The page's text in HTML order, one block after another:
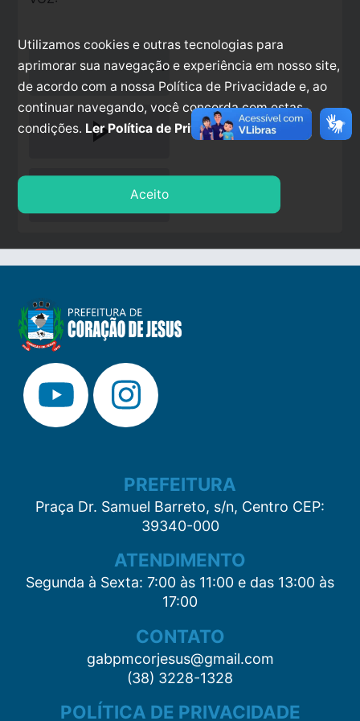
play_arrow
PREFEITURA
Praça Dr. Samuel Barreto, s/n, Centro CEP:
39340-000
ATENDIMENTO
Segunda à Sexta: 7:00 às 11:00 e das 13:00 às
17:00
CONTATO
gabpmcorjesus@gmail.com
(38) 3228-1328
POLÍTICA DE PRIVACIDADE
Utilizamos cookies e outras tecnologias para
aprimorar sua navegação e experiência em nosso site,
de acordo com a nossa Política de Privacidade e, ao
continuar navegando, você concorda com estas
condições. Ler Política de Privacidade.
Aceito